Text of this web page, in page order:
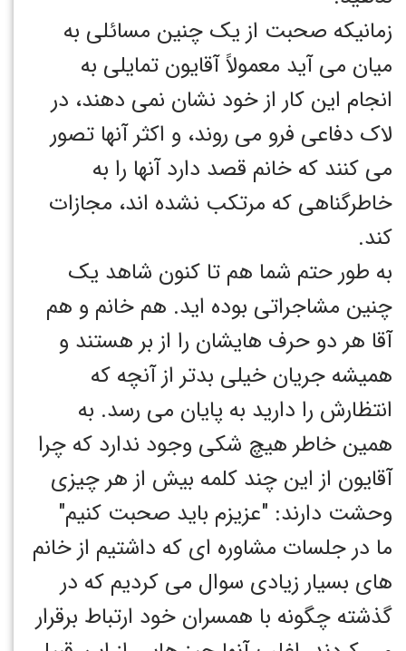
زمانیکه صحبت از یک چنین مسائلی به
میان می آید معمولاً آقایون تمایلی به
انجام این کار از خود نشان نمی دهند، در
لاک دفاعی فرو می روند، و اکثر آنها تصور
می کنند که خانم قصد دارد آنها را به
خاطرگناهی که مرتکب نشده اند، مجازات
کند.
به طور حتم شما هم تا کنون شاهد یک
چنین مشاجراتی بوده اید. هم خانم و هم
آقا هر دو حرف هایشان را از بر هستند و
همیشه جریان خیلی بدتر از آنچه که
انتظارش را دارید به پایان می رسد. به
همین خاطر هیچ شکی وجود ندارد که چرا
آقایون از این چند کلمه بیش از هر چیزی
وحشت دارند: "عزیزم باید صحبت کنیم"
ما در جلسات مشاوره ای که داشتیم از خانم
های بسیار زیادی سوال می کردیم که در
گذشته چگونه با همسران خود ارتباط برقرار